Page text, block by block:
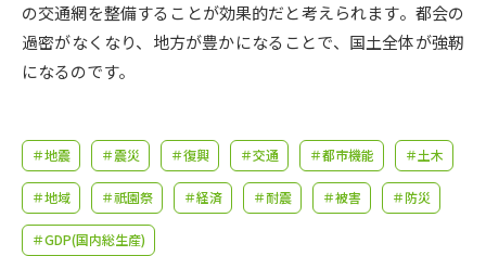
学問発見 学問検索
学問のミニ講義「夢ナビ講義」 学問分野解説
学問の教科書
の交通網を整備することが効果的だと考えられます。都会の
過密がなくなり、地方が豊かになることで、国土全体が強靭
になるのです。
＃地震 ＃震災 ＃復興 ＃交通 ＃都市機能 ＃土木
＃地域 ＃祇園祭 ＃経済 ＃耐震 ＃被害 ＃防災
＃GDP(国内総生産)